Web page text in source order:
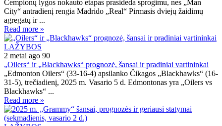
Čempionų lygos nokauto etapas prasideda sprogimu, nes „Man
City“ antradienį rengia Madrido „Real“ Pirmasis dviejų žaidimų
agregatų ir ...
Read more »
LAŽYBOS
2 metai ago 90
„Oilers“ ir „Blackhawks“ prognozė, šansai ir pradiniai vartininkai
„Edmonton Oilers“ (33-16-4) apsilanko Čikagos „Blackhawks“ (16-
31-5), trečiadienį, 2025 m. Vasario 5 d. Edmontonas yra „Oilers vs
Blackhawks“ ...
Read more »